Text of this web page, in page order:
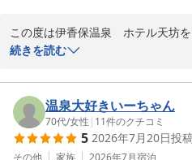
また利用したいと思いました。
この度は伊香保温泉　ホテル天坊
うございます。
フ一同大変嬉しく拝読いたしまし
一方で、Wi-Fiの接続不具合により
深くお詫び申し上げます。また、
きましても貴重なご意見をいただ
続きを読む
温泉大好きいーちゃん
70代/女性 | 11件のクチコミ
5 2026年7月20日投
その他 家族 2026年7月宿泊